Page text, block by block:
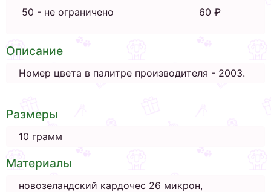
50 - не ограничено
60 ₽
Описание
Номер цвета в палитре производителя - 2003.
Размеры
10 грамм
Материалы
новозеландский кардочес 26 микрон,